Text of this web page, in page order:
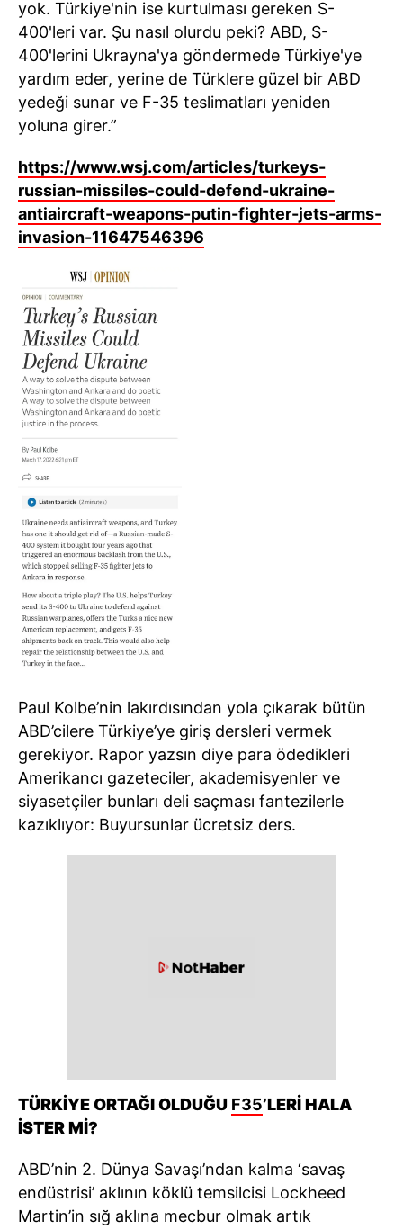
yok. Türkiye'nin ise kurtulması gereken S-
400'leri var. Şu nasıl olurdu peki? ABD, S-
400'lerini Ukrayna'ya göndermede Türkiye'ye
yardım eder, yerine de Türklere güzel bir ABD
yedeği sunar ve F-35 teslimatları yeniden
yoluna girer.”
https://www.wsj.com/articles/turkeys-
russian-missiles-could-defend-ukraine-
antiaircraft-weapons-putin-fighter-jets-arms-
invasion-11647546396
Paul Kolbe’nin lakırdısından yola çıkarak bütün
ABD’cilere Türkiye’ye giriş dersleri vermek
gerekiyor. Rapor yazsın diye para ödedikleri
Amerikancı gazeteciler, akademisyenler ve
siyasetçiler bunları deli saçması fantezilerle
kazıklıyor: Buyursunlar ücretsiz ders.
TÜRKİYE ORTAĞI OLDUĞU F35’LERİ HALA
İSTER Mİ?
ABD’nin 2. Dünya Savaşı’ndan kalma ‘savaş
endüstrisi’ aklının köklü temsilcisi Lockheed
Martin’in sığ aklına mecbur olmak artık